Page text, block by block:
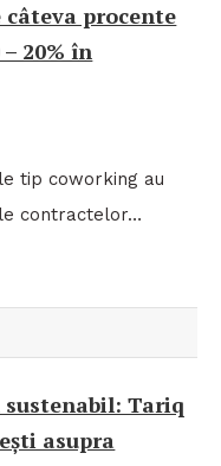
câteva procente
20% în
tip coworking au
contractelor…
Tariq
asupra